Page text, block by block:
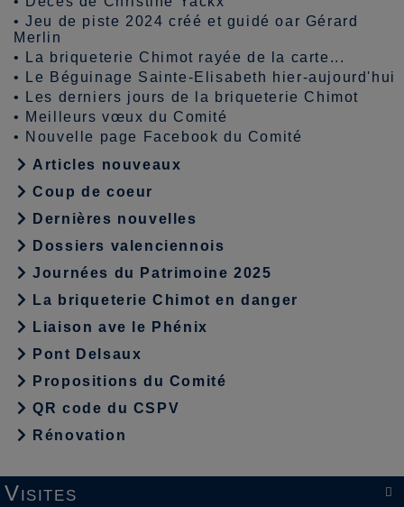
•Jeu de piste 2024 créé et guidé oar Gérard
Merlin
•
La briqueterie Chimot rayée de la carte...
•
Le Béguinage Sainte-Elisabeth hier-aujourd'hui
•
Les derniers jours de la briqueterie Chimot
• Meilleurs vœux du Comité
• Nouvelle page Facebook du Comité
Articles nouveaux
Coup de coeur
Dernières nouvelles
Dossiers valenciennois
Journées du Patrimoine 2025
La briqueterie Chimot en danger
Liaison ave le Phénix
Pont Delsaux
Propositions du Comité
QR code du CSPV
Rénovation

Visites